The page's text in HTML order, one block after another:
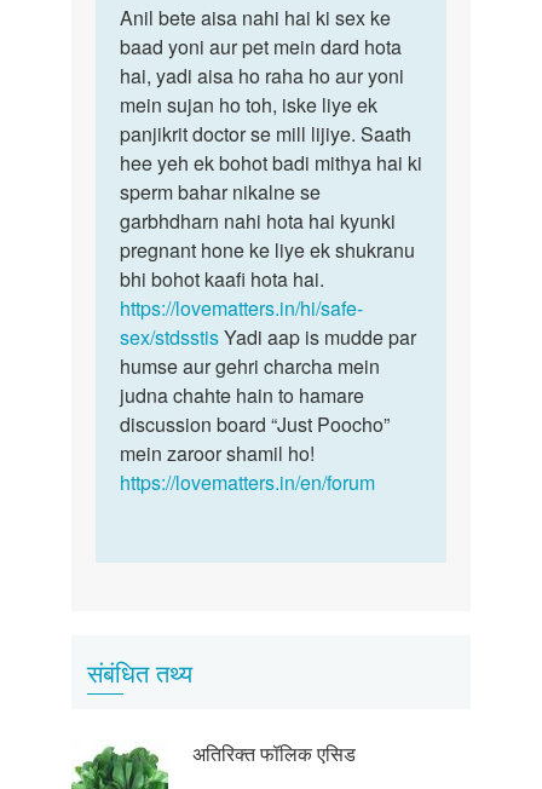
to
Sex
k
bad
Kya
yoni
me
sujan…
by
Anil
bareth
Anil
bete
aisa
nahi
hai
ki…
Anil bete aisa nahi hai ki sex ke
baad yoni aur pet mein dard hota
hai, yadi aisa ho raha ho aur yoni
mein sujan ho toh, iske liye ek
panjikrit doctor se mill lijiye. Saath
hee yeh ek bohot badi mithya hai ki
sperm bahar nikalne se
garbhdharn nahi hota hai kyunki
pregnant hone ke liye ek shukranu
bhi bohot kaafi hota hai.
https://lovematters.in/hi/safe-
sex/stdsstisYadi aap is mudde par
humse aur gehri charcha mein
judna chahte hain to hamare
discussion board “Just Poocho”
mein zaroor shamil ho!
https://lovematters.in/en/forum
संबंधित तथ्य
अतिरिक्त फॉलिक एसिड